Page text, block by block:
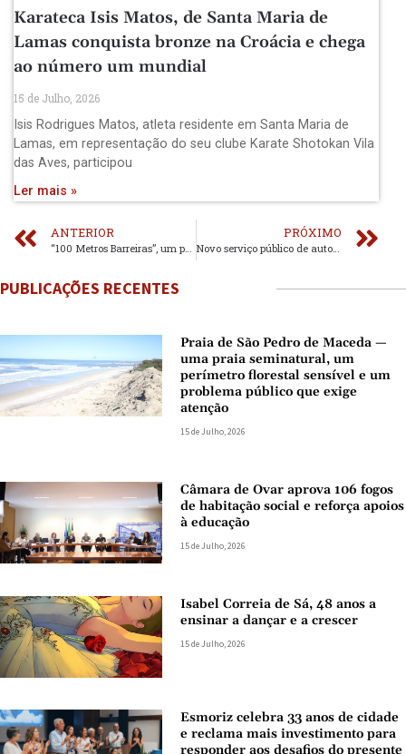
Karateca Isis Matos, de Santa Maria de
Lamas conquista bronze na Croácia e chega
ao número um mundial
15 de Julho, 2026
Isis Rodrigues Matos, atleta residente em Santa Maria de
Lamas, em representação do seu clube Karate Shotokan Vila
das Aves, participou
Ler mais »
ANTERIOR
“100 Metros Barreiras”, um palco onde cabem todos
PRÓXIMO
Novo serviço público de autocarros arranca em Dezembro
PUBLICAÇÕES RECENTES
Praia de São Pedro de Maceda —
uma praia seminatural, um
perímetro florestal sensível e um
problema público que exige
atenção
15 de Julho, 2026
Câmara de Ovar aprova 106 fogos
de habitação social e reforça apoios
à educação
15 de Julho, 2026
Isabel Correia de Sá, 48 anos a
ensinar a dançar e a crescer
15 de Julho, 2026
Esmoriz celebra 33 anos de cidade
e reclama mais investimento para
responder aos desafios do presente